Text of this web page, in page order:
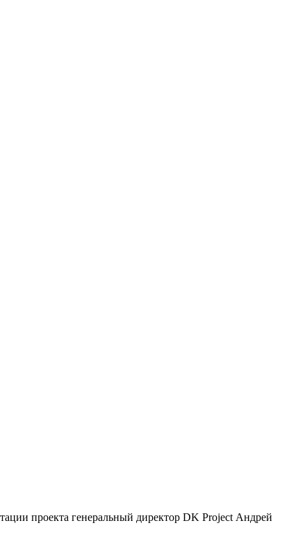
проекта генеральный директор DK Project Андрей